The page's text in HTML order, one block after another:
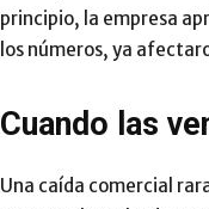
principio, la empresa
los números, ya
Cuando las
Una caída comercial